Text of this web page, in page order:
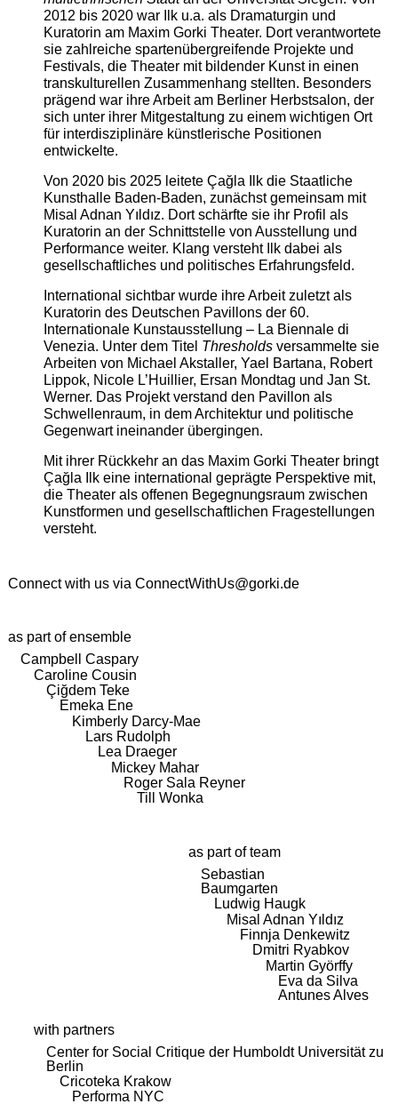
2012 bis 2020 war Ilk u.a. als Dramaturgin und
Kuratorin am Maxim Gorki Theater. Dort verantwortete
sie zahlreiche spartenübergreifende Projekte und
Festivals, die Theater mit bildender Kunst in einen
transkulturellen Zusammenhang stellten. Besonders
prägend war ihre Arbeit am Berliner Herbstsalon, der
sich unter ihrer Mitgestaltung zu einem wichtigen Ort
für interdisziplinäre künstlerische Positionen
entwickelte.
Von 2020 bis 2025 leitete Çağla Ilk die Staatliche
Kunsthalle Baden-Baden, zunächst gemeinsam mit
Misal Adnan Yıldız. Dort schärfte sie ihr Profil als
Kuratorin an der Schnittstelle von Ausstellung und
Performance weiter. Klang versteht Ilk dabei als
gesellschaftliches und politisches Erfahrungsfeld.
International sichtbar wurde ihre Arbeit zuletzt als
Kuratorin des Deutschen Pavillons der 60.
Internationale Kunstausstellung – La Biennale di
Venezia. Unter dem Titel Thresholdsversammelte sie
Arbeiten von Michael Akstaller, Yael Bartana, Robert
Lippok, Nicole L’Huillier, Ersan Mondtag und Jan St.
Werner. Das Projekt verstand den Pavillon als
Schwellenraum, in dem Architektur und politische
Gegenwart ineinander übergingen.
Mit ihrer Rückkehr an das Maxim Gorki Theater bringt
Çağla Ilk eine international geprägte Perspektive mit,
die Theater als offenen Begegnungsraum zwischen
Kunstformen und gesellschaftlichen Fragestellungen
versteht.
Connect with us via ConnectWithUs@gorki.de
as part of ensemble
Campbell Caspary
Caroline Cousin
Çiğdem Teke
Emeka Ene
Kimberly Darcy-Mae
Lars Rudolph
Lea Draeger
Mickey Mahar
Roger Sala Reyner
Till Wonka
as part of team
Sebastian
Baumgarten
Ludwig Haugk
Misal Adnan Yıldız
Finnja Denkewitz
Dmitri Ryabkov
Martin Györffy
Eva da Silva
Antunes Alves
with partners
Center for Social Critique der Humboldt Universität zu
Berlin
Cricoteka Krakow
Performa NYC